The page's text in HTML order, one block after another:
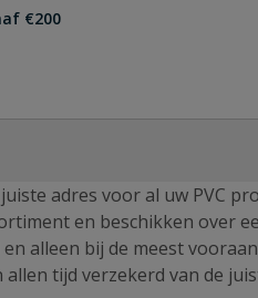
€200
adres voor al uw PVC
en beschikken over
en alleen bij de meest
tijd verzekerd van de